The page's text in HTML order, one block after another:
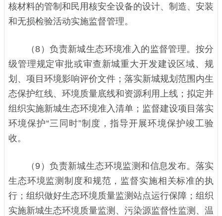
核材料的管制和民用核安全设备的设计、制造、安装
和无损检验活动实施监督管理。
（8）负责新城生态环境准入的监督管理。按分
级管理规定审批或审查新城重大开发建设区域、规
划、项目环境影响评价文件；落实新城规划范围内生
态保护红线、环境质量底线和资源利用上线；拟定并
组织实施新城生态环境准入清单；监督建设项目落实
环境保护“三同时”制度，指导开展环境保护竣工验
收。
（9）负责新城生态环境监测和信息发布。落实
生态环境监测制度和规范，监督实施相关标准的执
行；组织做好生态环境质量监测站点运行保障；组织
实施新城生态环境质量监测、污染源监督性监测、温